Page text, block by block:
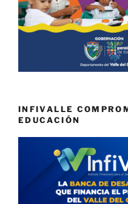
INFIVALLE
EDUCACIÓN